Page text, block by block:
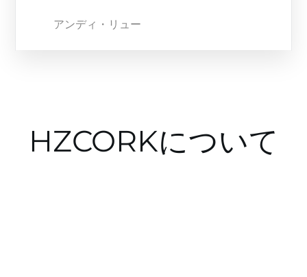
アンディ・リュー
HZCORKについて